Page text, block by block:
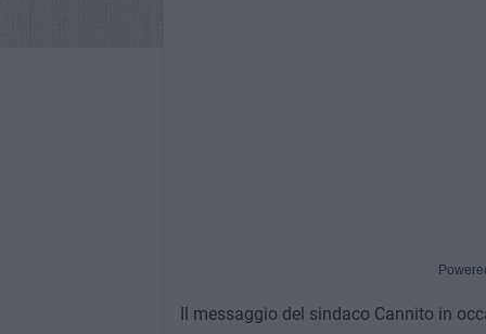
Il messaggio del sindaco Cannito in